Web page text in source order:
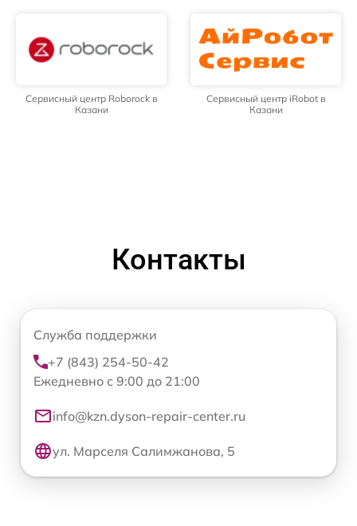
Сервисный центр Roborock в
Казани
Сервисный центр iRobot в
Казани
Контакты
Служба поддержки
+7 (843) 254-50-42
Ежедневно с 9:00 до 21:00
info@kzn.dyson-repair-center.ru
ул. Марселя Салимжанова, 5